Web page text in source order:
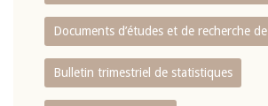
Documents d’études et de recherche
Bulletin trimestriel de statistiques